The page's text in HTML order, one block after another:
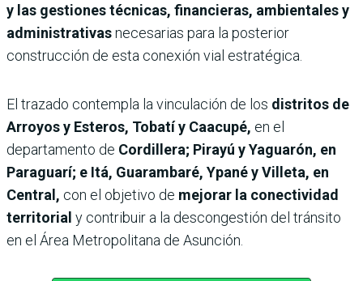
y las gestiones técnicas, financieras, ambientales y
administrativasnecesarias para la posterior
construcción de esta conexión vial estratégica.
El trazado contempla la vinculación de los distritos de
Arroyos y Esteros, Tobatí y Caacupé, en el
departamento de Cordillera; Pirayú y Yaguarón, en
Paraguarí; e Itá, Guarambaré, Ypané y Villeta, en
Central, con el objetivo de mejorar la conectividad
territorial y contribuir a la descongestión del tránsito
en el Área Metropolitana de Asunción.